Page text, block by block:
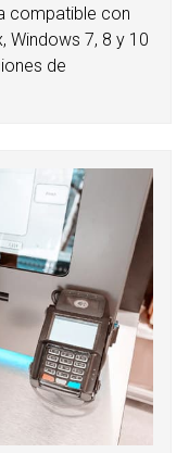
compatible con
Windows 7, 8 y 10
de